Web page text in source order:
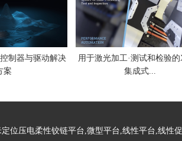
制器与驱动解决
案
用于激光加工·测试和检验的
集成式...
位压电柔性铰链平台,微型平台,线性平台,线